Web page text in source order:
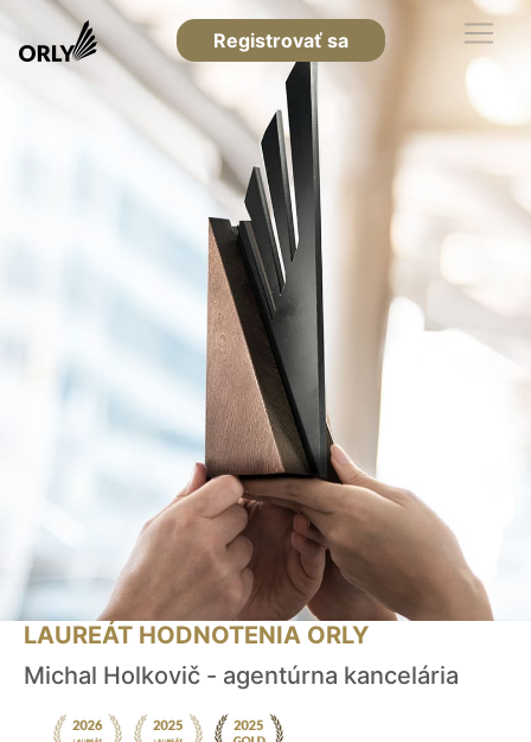
Registrovať sa
LAUREÁT HODNOTENIA ORLY
Michal Holkovič - agentúrna kancelária